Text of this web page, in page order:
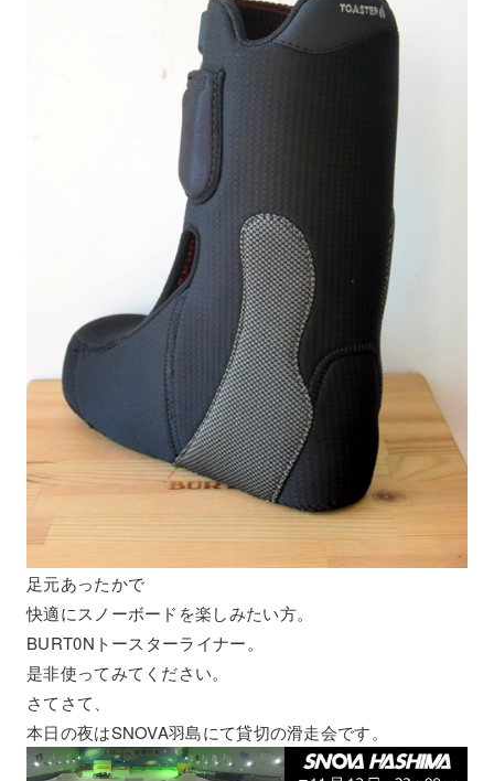
足元あったかで
快適にスノーボードを楽しみたい方。
BURT0Nトースターライナー。
是非使ってみてください。
さてさて、
本日の夜はSNOVA羽島にて貸切の滑走会です。